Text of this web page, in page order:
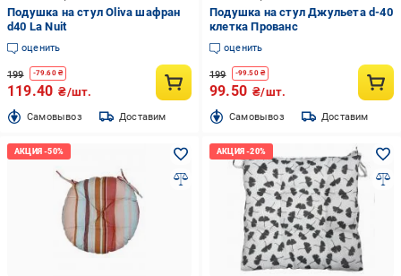
Подушка на стул Oliva шафран
d40 La Nuit
оценить
199 -79.60₴
119.40 ₴/шт.
Cамовывоз Доставим
Подушка на стул Джульета d-40
клетка Прованс
оценить
199 -99.50₴
99.50 ₴/шт.
Cамовывоз Доставим